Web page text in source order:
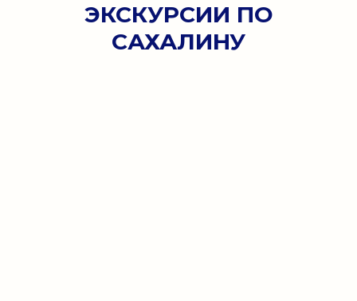
ЭКСКУРСИИ ПО
САХАЛИНУ